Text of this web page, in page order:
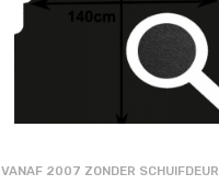
VANAF 2007 ZONDER SCHUIFDEUR